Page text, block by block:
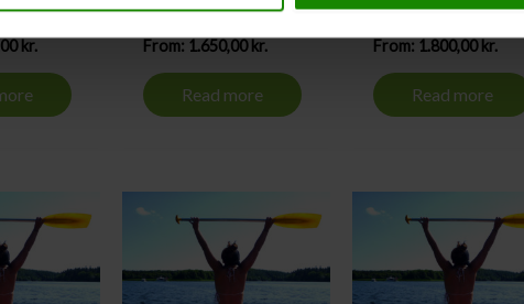
kr.
Camping
From: 1.650,00 kr.
Read more
Camping
From: 1.800,00 kr.
Read more